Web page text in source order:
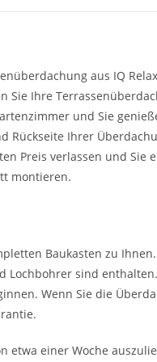
aus IQ
Sie Ihre
und Sie
Ihrer
Preis verlassen und Sie
montieren.
Baukasten zu
Lochbohrer sind
Wenn Sie die
einer Woche